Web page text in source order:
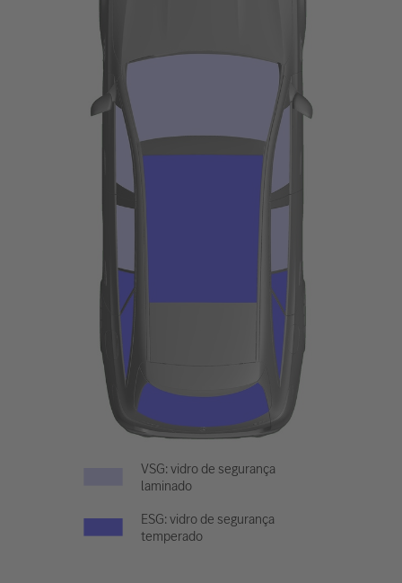
VSG: vidro de segurança
laminado
ESG: vidro de segurança
temperado